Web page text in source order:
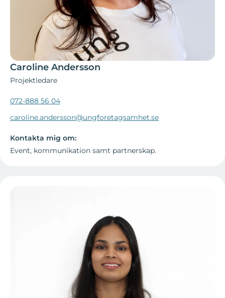
Caroline Andersson
Projektledare
072-888 56 04
caroline.andersson@ungforetagsamhet.se
Kontakta mig om:
Event, kommunikation samt partnerskap.